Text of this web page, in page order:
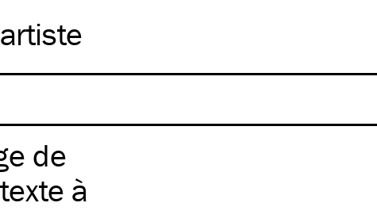
de
à